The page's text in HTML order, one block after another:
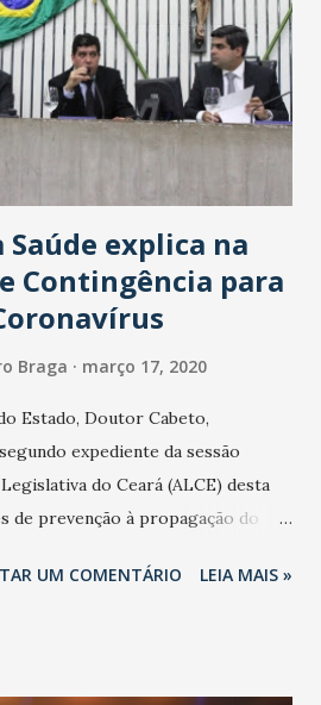
explica na
Contingência para
Braga março 17, 2020
Estado, Doutor Cabeto,
expediente da sessão
do Ceará (ALCE) desta
de prevenção à propagação do
Estado na contenção da
UM COMENTÁRIO LEIA MAIS »